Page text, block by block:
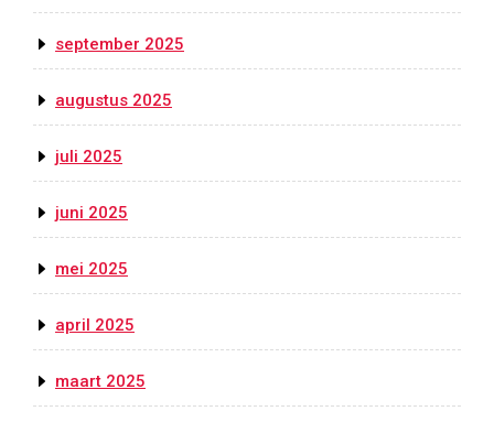
september 2025
augustus 2025
juli 2025
juni 2025
mei 2025
april 2025
maart 2025